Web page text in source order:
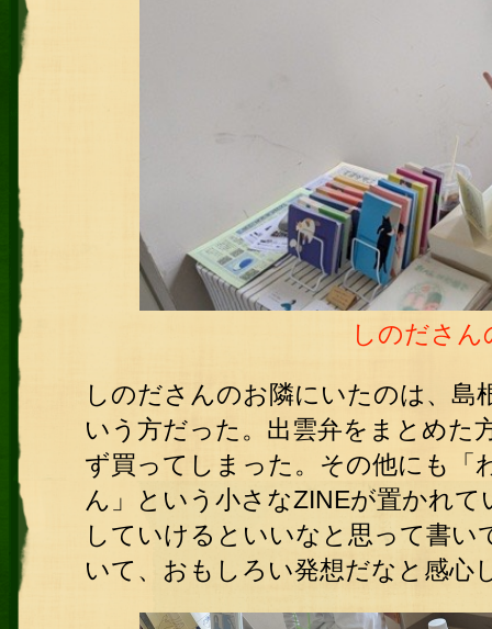
しのださん
しのださんのお隣にいたのは、
いう方だった。出雲弁をまとめた
ず買ってしまった。その他にも「
ん」という小さなZINEが置かれ
していけるといいなと思って書
いて、おもしろい発想だなと感心